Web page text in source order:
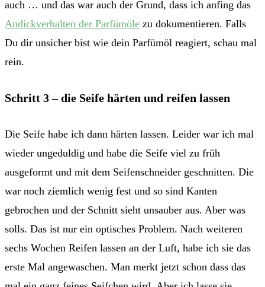
auch … und das war auch der Grund, dass ich anfing das
Andickverhalten der Parfümöle zu dokumentieren. Falls
Du dir unsicher bist wie dein Parfümöl reagiert, schau mal
rein.
Schritt 3 – die Seife härten und reifen lassen
Die Seife habe ich dann härten lassen. Leider war ich mal
wieder ungeduldig und habe die Seife viel zu früh
ausgeformt und mit dem Seifenschneider geschnitten. Die
war noch ziemlich wenig fest und so sind Kanten
gebrochen und der Schnitt sieht unsauber aus. Aber was
solls. Das ist nur ein optisches Problem. Nach weiteren
sechs Wochen Reifen lassen an der Luft, habe ich sie das
erste Mal angewaschen. Man merkt jetzt schon dass das